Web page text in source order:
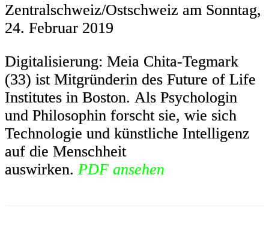
Zentralschweiz/Ostschweiz am Sonntag,
24. Februar 2019
Digitalisierung: Meia Chita-Tegmark
(33) ist Mitgründerin des Future of Life
Institutes in Boston. Als Psychologin
und Philosophin forscht sie, wie sich
Technologie und künstliche Intelligenz
auf die Menschheit
auswirken. PDF ansehen